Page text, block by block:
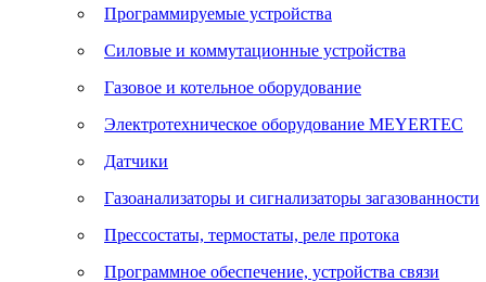
Программируемые устройства
Силовые и коммутационные устройства
Газовое и котельное оборудование
Электротехническое оборудование MEYERTEC
Датчики
Газоанализаторы и сигнализаторы загазованности
Прессостаты, термостаты, реле протока
Программное обеспечение, устройства связи